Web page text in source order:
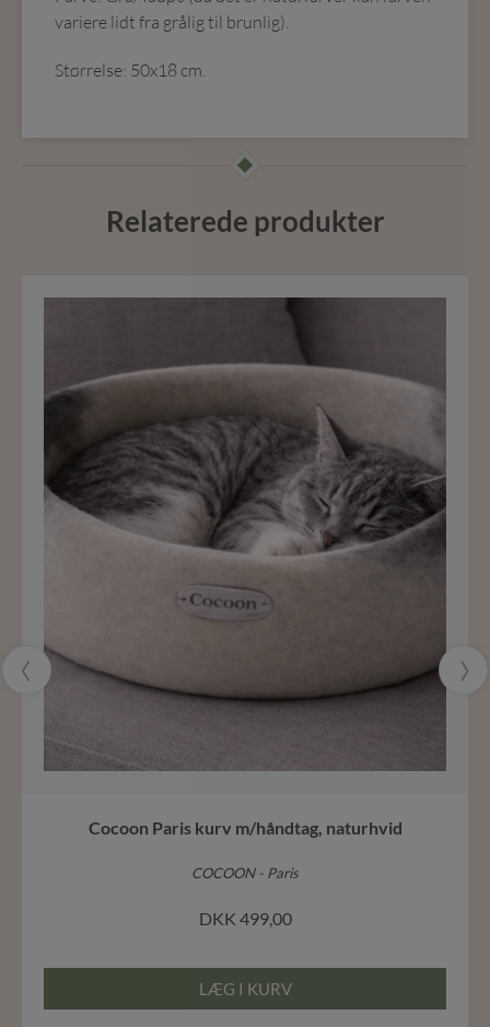
variere lidt fra grålig til brunlig).
Størrelse: 50x18 cm.
Relaterede produkter
Cocoon Paris kurv m/håndtag, naturhvid
COCOON - Paris
DKK 499,00
LÆG I KURV
‹ ›